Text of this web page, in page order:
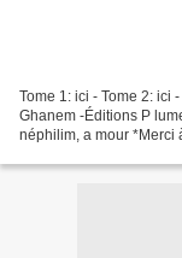
Tome 1: ici - Tome 2: ici
Ghanem -Éditions P
néphilim, a mour *Merci